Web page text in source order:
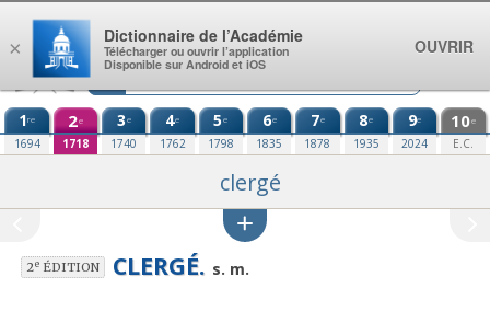
Aller au contenu
1re
1694
2e
1718
3e
1740
4e
1762
5e
1798
6e
1835
7e
1878
8e
1935
9e
2024
10e
E.C.
clergé
2eÉDITION CLERGÉ. s. m.
×
Dictionnaire de l’Académie
Télécharger ou ouvrir l’application
Disponible sur Android et iOS
OUVRIR